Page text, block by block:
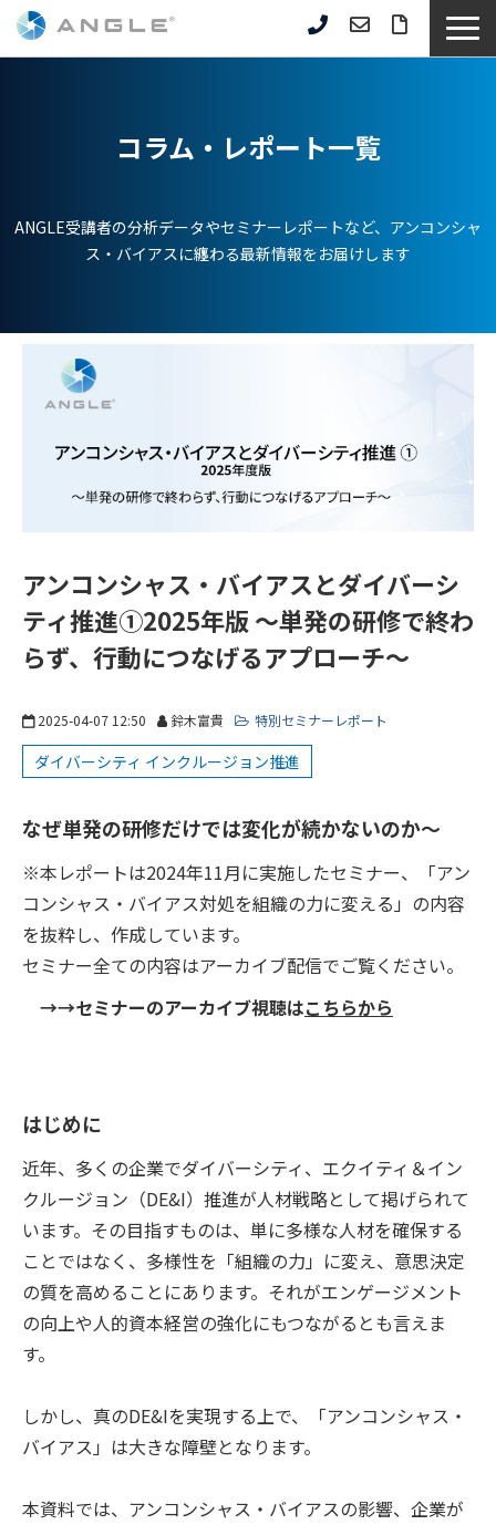
企業事例
お役立ち資料
コラム・レポート一覧
ANGLE受講者の分析データやセミナーレポートなど、アンコンシャ
ス・バイアスに纏わる最新情報をお届けします
アンコンシャス・バイアスとダイバーシ
ティ推進①2025年版 ～単発の研修で終わ
らず、行動につなげるアプローチ～
2025-04-07 12:50 鈴木富貴 特別セミナーレポート
ダイバーシティ インクルージョン推進
なぜ単発の研修だけでは変化が続かないのか～
※本レポートは2024年11月に実施したセミナー、「アン
コンシャス・バイアス対処を組織の力に変える」の内容
を抜粋し、作成しています。
セミナー全ての内容はアーカイブ配信でご覧ください。
→→セミナーのアーカイブ視聴はこちらから
はじめに
近年、多くの企業でダイバーシティ、エクイティ＆イン
クルージョン（DE&I）推進が人材戦略として掲げられて
います。その目指すものは、単に多様な人材を確保する
ことではなく、多様性を「組織の力」に変え、意思決定
の質を高めることにあります。それがエンゲージメント
の向上や人的資本経営の強化にもつながるとも言えま
す。
しかし、真のDE&Iを実現する上で、「アンコンシャス・
バイアス」は大きな障壁となります。
本資料では、アンコンシャス・バイアスの影響、企業が